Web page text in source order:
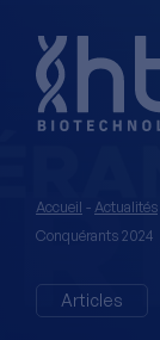
Accueil - Actualités
Conquérants 2024
Articles